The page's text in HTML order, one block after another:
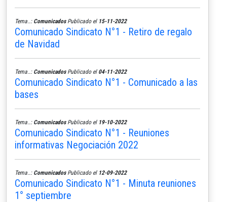
Tema..: ComunicadosPublicado el 15-11-2022
Comunicado Sindicato N°1 - Retiro de regalo
de Navidad
Tema..: ComunicadosPublicado el 04-11-2022
Comunicado Sindicato N°1 - Comunicado a las
bases
Tema..: ComunicadosPublicado el 19-10-2022
Comunicado Sindicato N°1 - Reuniones
informativas Negociación 2022
Tema..: ComunicadosPublicado el 12-09-2022
Comunicado Sindicato N°1 - Minuta reuniones
1° septiembre